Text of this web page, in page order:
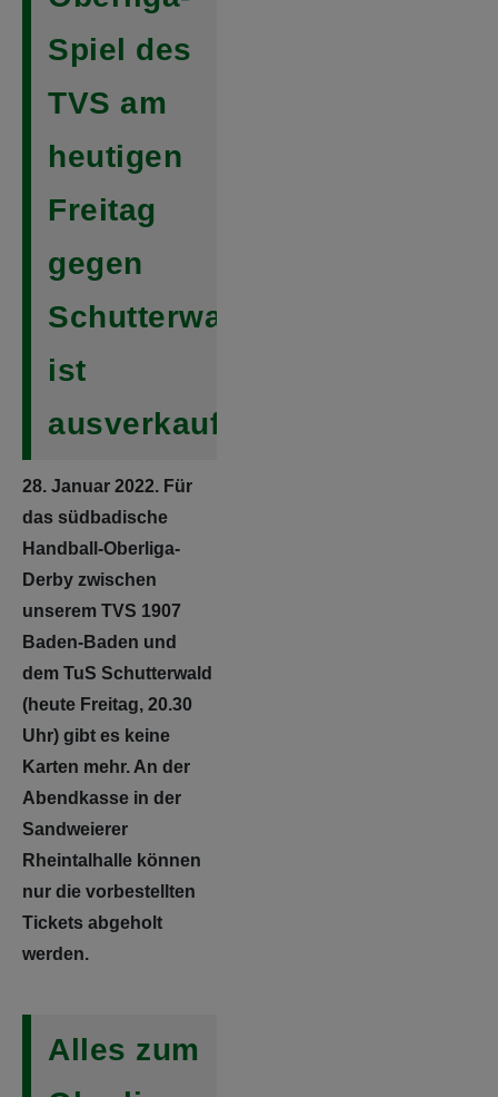
Spiel des
TVS am
heutigen
Freitag
gegen
Schutterwald
ist
ausverkauft
28. Januar 2022. Für
das südbadische
Handball-Oberliga-
Derby zwischen
unserem TVS 1907
Baden-Baden und
dem TuS Schutterwald
(heute Freitag, 20.30
Uhr) gibt es keine
Karten mehr. An der
Abendkasse in der
Sandweierer
Rheintalhalle können
nur die vorbestellten
Tickets abgeholt
werden.
Alles zum